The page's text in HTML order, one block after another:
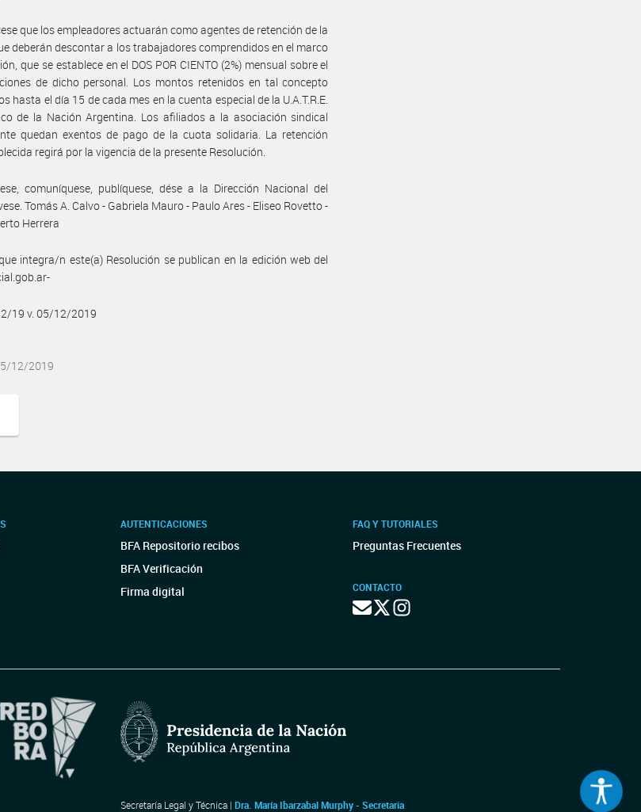
que los empleadores actuarán como agentes de retención de la
deberán descontar a los trabajadores comprendidos en el marco
que se establece en el DOS POR CIENTO (2%) mensual sobre el
de dicho personal. Los montos retenidos en tal concepto
hasta el día 15 de cada mes en la cuenta especial de la U.A.T.R.E.
de la Nación Argentina. Los afiliados a la asociación sindical
quedan exentos de pago de la cuota solidaria. La retención
regirá por la vigencia de la presente Resolución.
comuníquese, publíquese, dése a la Dirección Nacional del
Tomás A. Calvo - Gabriela Mauro - Paulo Ares - Eliseo Rovetto -
Herrera
integra/n este(a) Resolución se publican en la edición web del
19 v. 05/12/2019
12/2019
AUTENTICACIONES
BFA Repositorio recibos
BFA Verificación
Firma digital
FAQ Y TUTORIALES
Preguntas Frecuentes
CONTACTO
Secretaría Legal y Técnica | Dra. María Ibarzabal Murphy - Secretaria